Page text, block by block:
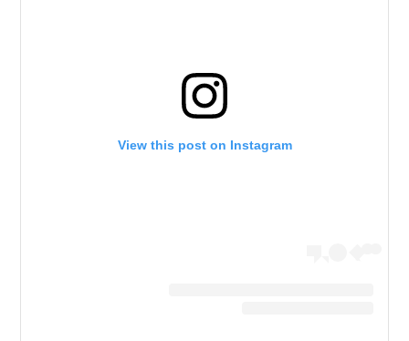
View this post on Instagram